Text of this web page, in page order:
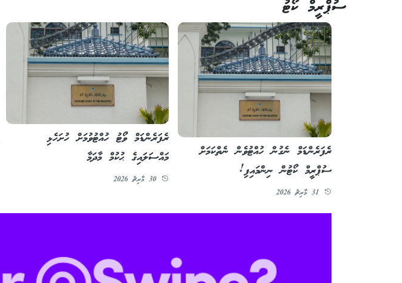
ސުޕްރީމް ކޯޓު
ރެފަރެންޑަމް ނެގުން ހުއްޓުވެން ނެތްކަމަށް
ސުޕްރީމް ކޯޓުން ނިންމައިފި!
ރެފަރެންޑަމް ވޯޓު ހުއްޓުވުމަށް ހުށަހެޅި
މައްސަލައިގެ ޙުކުމް މާދަމާ
30 މާރިޗު 2026